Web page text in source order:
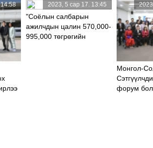
"Соёлын салбарын
ажилчдын цалин 570,000-
995,000 төгрөгийн
2023, 5 сар 17. 13:45
Монгол-
форум